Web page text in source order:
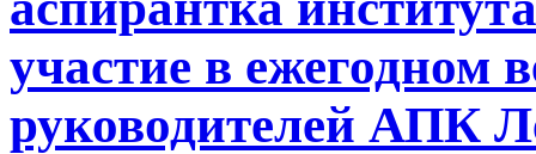
участие в ежегодном
руководителей АПК